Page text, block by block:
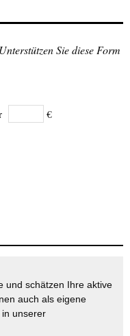
Sie diese Form
€
und schätzen Ihre aktive
auch als eigene
unserer